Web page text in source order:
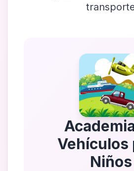
Vehículos
Niños